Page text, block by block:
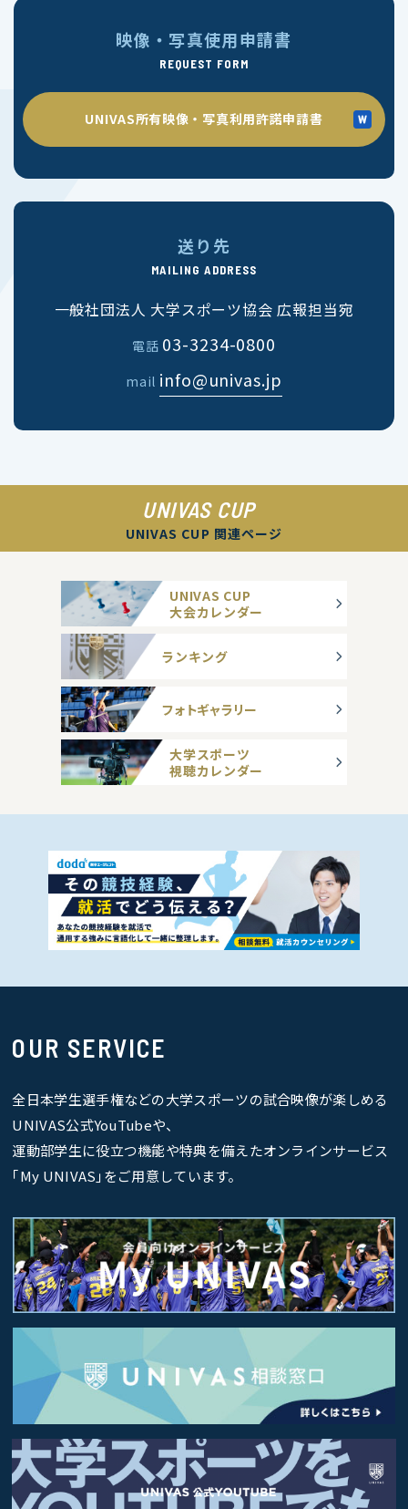
映像・写真使用申請書
REQUEST FORM
UNIVAS所有映像・写真利用許諾申請書
送り先
MAILING ADDRESS
一般社団法人 大学スポーツ協会 広報担当宛
電話 03-3234-0800
mail info@univas.jp
UNIVAS CUP
UNIVAS CUP 関連ページ
UNIVAS CUP
大会カレンダー
ランキング
フォトギャラリー
大学スポーツ
視聴カレンダー
OUR SERVICE
全日本学生選手権などの大学スポーツの試合映像が楽しめる
UNIVAS公式YouTubeや、
運動部学生に役立つ機能や特典を備えたオンラインサービス
｢My UNIVAS｣をご用意しています。